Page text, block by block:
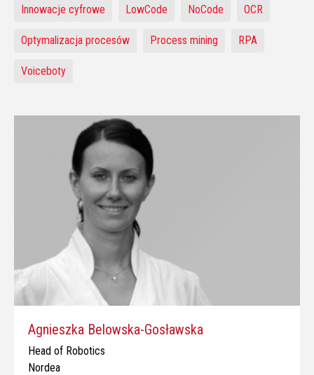
Innowacje cyfrowe LowCode NoCode OCR
Optymalizacja procesów Process mining RPA
Voiceboty
Agnieszka Belowska-Gosławska
Head of Robotics
Nordea